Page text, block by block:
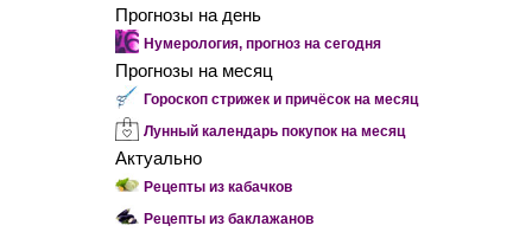
Прогнозы на день
Нумерология, прогноз на сегодня
Прогнозы на месяц
Гороскоп стрижек и причёсок на месяц
Лунный календарь покупок на месяц
Актуально
Рецепты из кабачков
Рецепты из баклажанов